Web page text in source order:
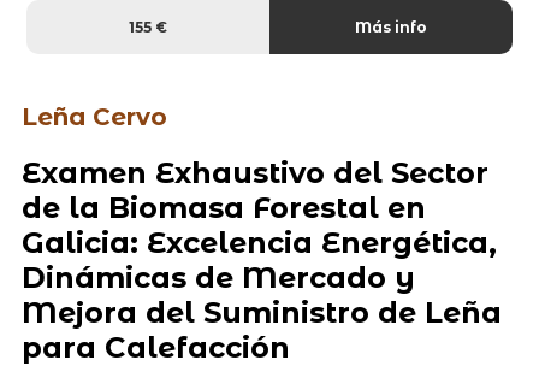
155 € Más info
Leña Cervo
Examen Exhaustivo del Sector
de la Biomasa Forestal en
Galicia: Excelencia Energética,
Dinámicas de Mercado y
Mejora del Suministro de Leña
para Calefacción